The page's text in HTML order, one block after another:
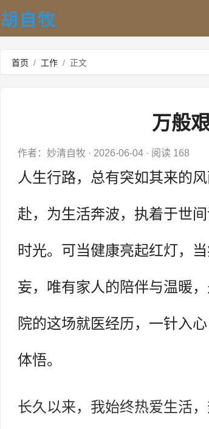
胡自牧
首页 / 工作 / 正文
万般
作者：妙清自牧 · 2026-06-04 · 阅读 168
人生行路，总有突如其来的
赴，为生活奔波，执着于世
时光。可当健康亮起红灯，
妄，唯有家人的陪伴与温暖
院的这场就医经历，一针入
体悟。
长久以来，我始终热爱生活